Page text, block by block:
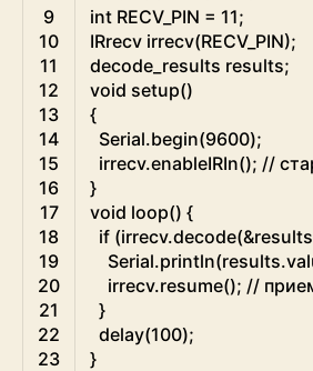
9
10
11
12
13
14
15
16
17
18
19
20
21
22
23
int RECV_PIN = 11;
IRrecv irrecv(RECV_PIN);
decode results results;
void setup()
{
Serial.begin(9600);
irrecv.enableIRIn(); //
}
void loop() {
if (irrecv.decode(&results
Serial.println(results.
irrecv.resume(); //
}
delay(100);
}